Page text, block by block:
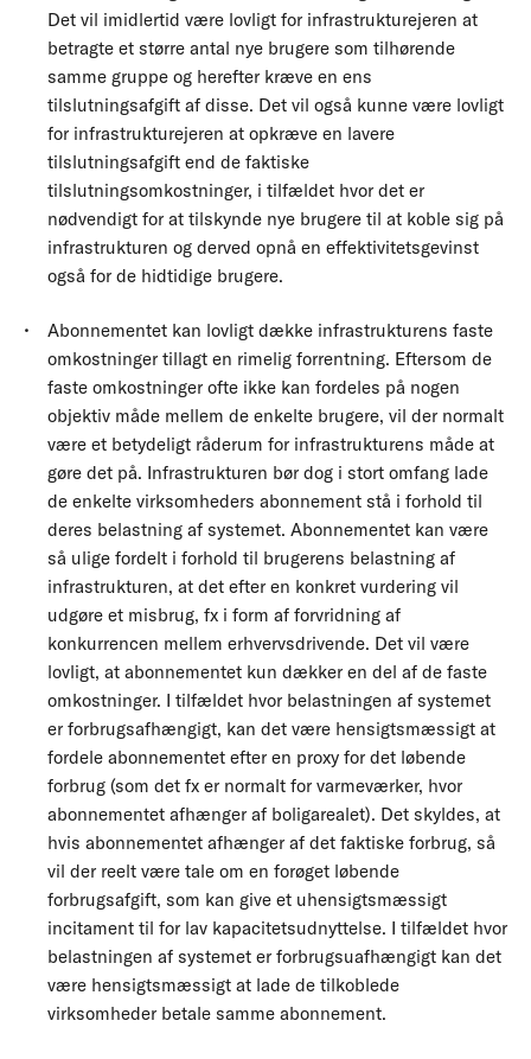
Det vil imidlertid være lovligt for infrastrukturejeren at
betragte et større antal nye brugere som tilhørende
samme gruppe og herefter kræve en ens
tilslutningsafgift af disse. Det vil også kunne være lovligt
for infrastrukturejeren at opkræve en lavere
tilslutningsafgift end de faktiske
tilslutningsomkostninger, i tilfældet hvor det er
nødvendigt for at tilskynde nye brugere til at koble sig på
infrastrukturen og derved opnå en effektivitetsgevinst
også for de hidtidige brugere.
Abonnementet kan lovligt dække infrastrukturens faste
omkostninger tillagt en rimelig forrentning. Eftersom de
faste omkostninger ofte ikke kan fordeles på nogen
objektiv måde mellem de enkelte brugere, vil der normalt
være et betydeligt råderum for infrastrukturens måde at
gøre det på. Infrastrukturen bør dog i stort omfang lade
de enkelte virksomheders abonnement stå i forhold til
deres belastning af systemet. Abonnementet kan være
så ulige fordelt i forhold til brugerens belastning af
infrastrukturen, at det efter en konkret vurdering vil
udgøre et misbrug, fx i form af forvridning af
konkurrencen mellem erhvervsdrivende. Det vil være
lovligt, at abonnementet kun dækker en del af de faste
omkostninger. I tilfældet hvor belastningen af systemet
er forbrugsafhængigt, kan det være hensigtsmæssigt at
fordele abonnementet efter en proxy for det løbende
forbrug (som det fx er normalt for varmeværker, hvor
abonnementet afhænger af boligarealet). Det skyldes, at
hvis abonnementet afhænger af det faktiske forbrug, så
vil der reelt være tale om en forøget løbende
forbrugsafgift, som kan give et uhensigtsmæssigt
incitament til for lav kapacitetsudnyttelse. I tilfældet hvor
belastningen af systemet er forbrugsuafhængigt kan det
være hensigtsmæssigt at lade de tilkoblede
virksomheder betale samme abonnement.